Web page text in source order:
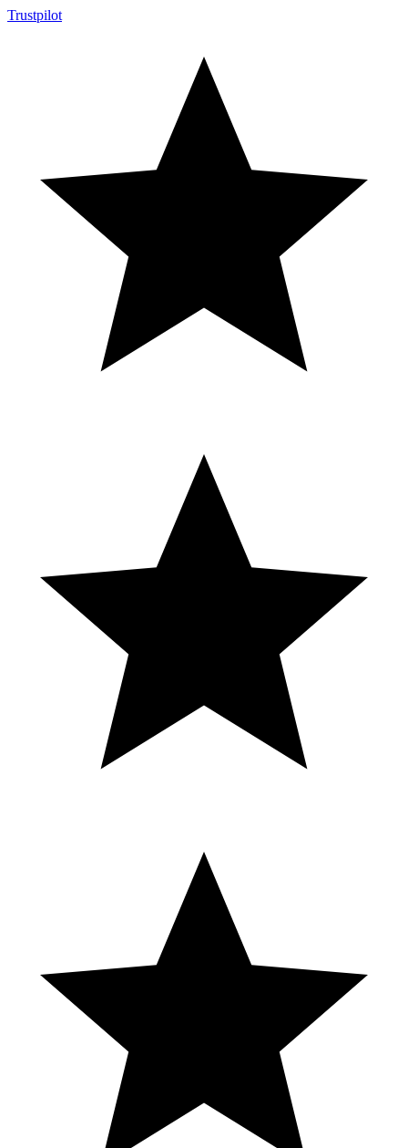
Trustpilot